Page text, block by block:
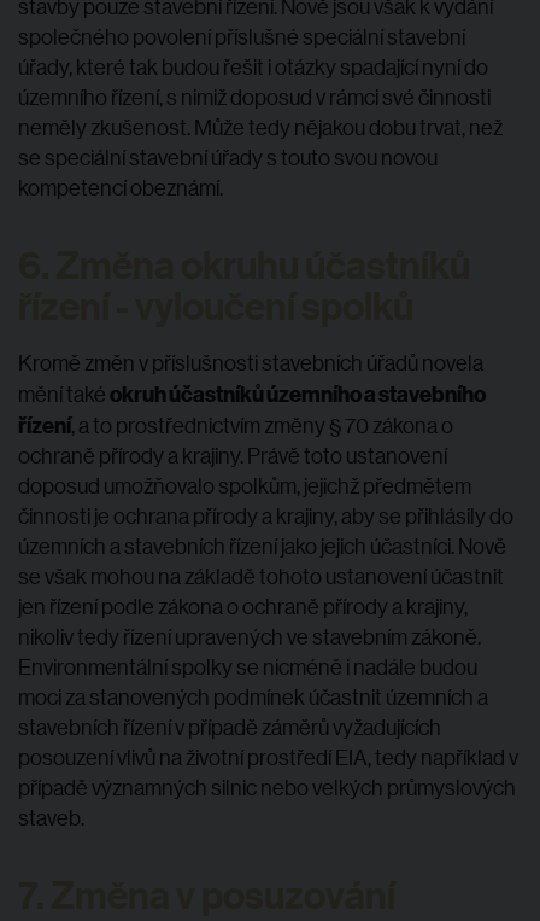
stavby pouze stavební řízení. Nově jsou však k vydání
společného povolení příslušné speciální stavební
úřady, které tak budou řešit i otázky spadající nyní do
územního řízení, s nimiž doposud v rámci své činnosti
neměly zkušenost. Může tedy nějakou dobu trvat, než
se speciální stavební úřady s touto svou novou
kompetencí obeznámí.
Kromě změn v příslušnosti stavebních úřadů novela
mění takéokruh účastníků územního a stavebního
řízení, a to prostřednictvím změny § 70 zákona o
ochraně přírody a krajiny. Právě toto ustanovení
doposud umožňovalo spolkům, jejichž předmětem
činnosti je ochrana přírody a krajiny, aby se přihlásily do
územních a stavebních řízení jako jejich účastníci. Nově
se však mohou na základě tohoto ustanovení účastnit
jen řízení podle zákona o ochraně přírody a krajiny,
nikoliv tedy řízení upravených ve stavebním zákoně.
Environmentální spolky se nicméně i nadále budou
moci za stanovených podmínek účastnit územních a
stavebních řízení v případě záměrů vyžadujících
posouzení vlivů na životní prostředí EIA, tedy například v
případě významných silnic nebo velkých průmyslových
staveb.